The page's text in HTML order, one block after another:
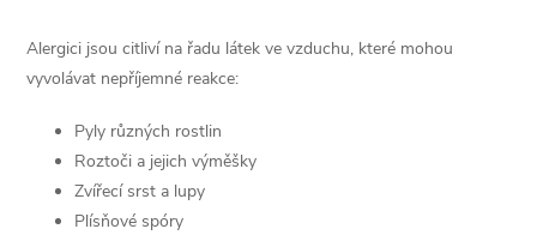
a
Alergici jsou citliví na řadu látek ve vzduchu, které mohou
vyvolávat nepříjemné reakce:
Pyly různých rostlin
Roztoči a jejich výměšky
Zvířecí srst a lupy
Plísňové spóry